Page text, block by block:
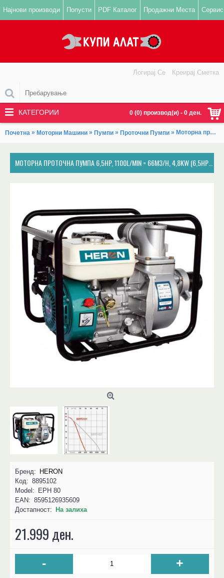
Најнови производи Попусти PDF Каталог Продажни Места Сервис
0 (0) производ(и) - 0 ден.
Логирај Се Креирај Сметка
КАТЕГОРИИ
Почетна » Моторни Машини » Пумпи » Проточни Пумпи » Моторна проточна пумпа 6,5HP, 1100l/min = 66m3/h, 4,8kW (6,5HP)/4000min-1, HERON, EPH 80
Бренд: HERON
Код: 8895102
Model: EPH 80
EAN: 8595126935609
Достапност: На залиха
21.999 ден.
- +